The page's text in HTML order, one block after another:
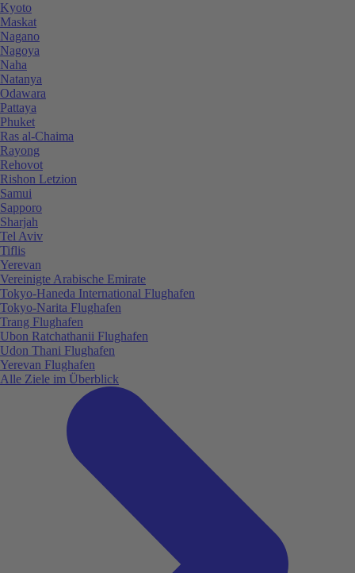
Kyoto
Maskat
Nagano
Nagoya
Naha
Natanya
Odawara
Pattaya
Phuket
Ras al-Chaima
Rayong
Rehovot
Rishon Letzion
Samui
Sapporo
Sharjah
Tel Aviv
Tiflis
Yerevan
Vereinigte Arabische Emirate
Tokyo-Haneda International Flughafen
Tokyo-Narita Flughafen
Trang Flughafen
Ubon Ratchathanii Flughafen
Udon Thani Flughafen
Yerevan Flughafen
Alle Ziele im Überblick